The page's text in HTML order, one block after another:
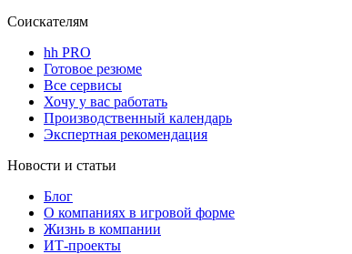
Соискателям
hh PRO
Готовое резюме
Все сервисы
Хочу у вас работать
Производственный календарь
Экспертная рекомендация
Новости и статьи
Блог
О компаниях в игровой форме
Жизнь в компании
ИТ-проекты